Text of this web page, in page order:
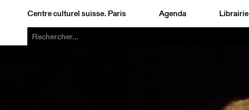
Centre culturel suisse. Paris Agenda Librairie